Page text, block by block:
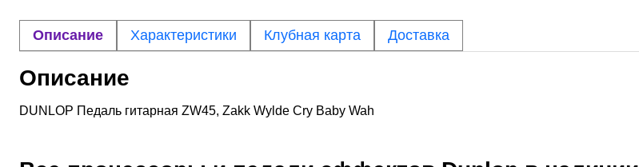
Описание Характеристики Клубная карта Доставка
Описание
DUNLOP Педаль гитарная ZW45, Zakk Wylde Cry Baby Wah